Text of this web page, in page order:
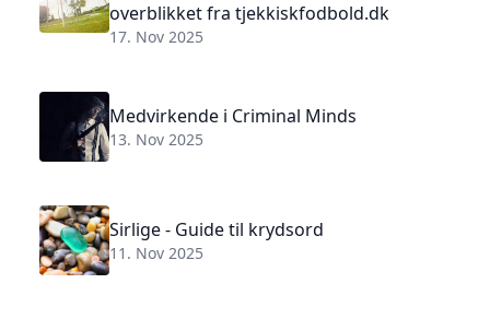
overblikket fra tjekkiskfodbold.dk
17. Nov 2025
Medvirkende i Criminal Minds
13. Nov 2025
Sirlige - Guide til krydsord
11. Nov 2025